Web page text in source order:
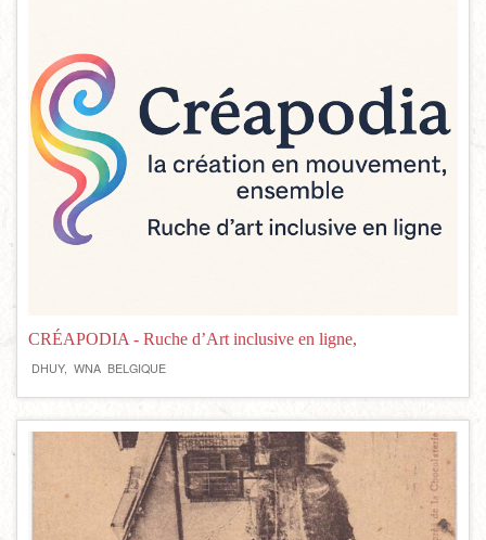
CRÉAPODIA - Ruche d’Art inclusive en ligne,
DHUY, WNA BELGIQUE